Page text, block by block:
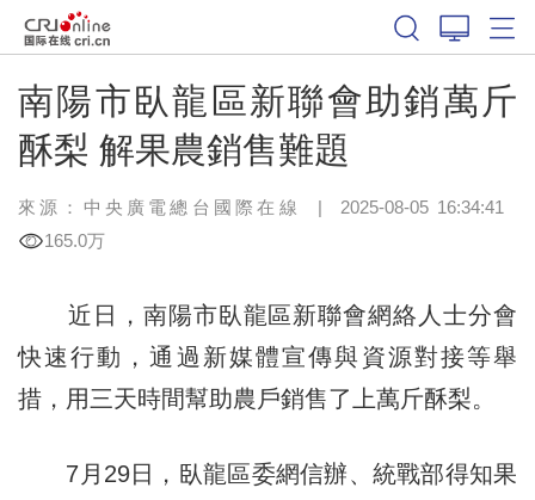
南陽市臥龍區新聯會助銷萬斤
酥梨 解果農銷售難題
來源：中央廣電總台國際在線 | 2025-08-05 16:34:41
165.0万
近日，南陽市臥龍區新聯會網絡人士分會
快速行動，通過新媒體宣傳與資源對接等舉
措，用三天時間幫助農戶銷售了上萬斤酥梨。
7月29日， 臥龍區委網信辦、統戰部得知果